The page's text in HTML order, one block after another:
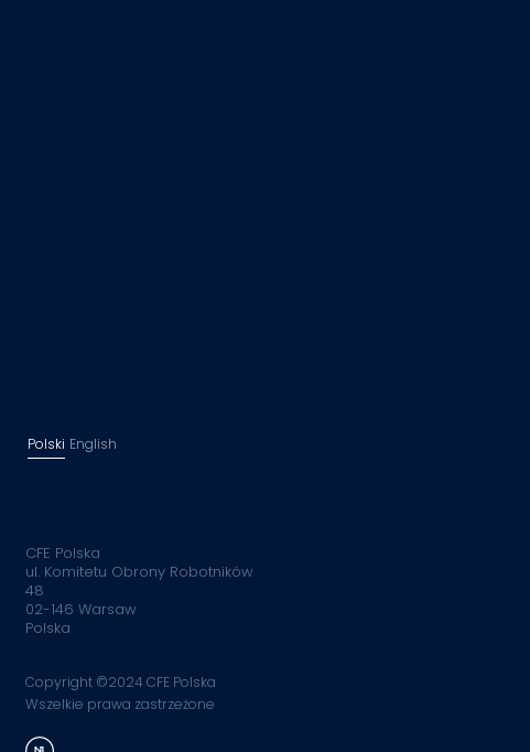
Polski English
CFE Polska
ul. Komitetu Obrony Robotników
48
02-146 Warsaw
Polska
Copyright ©2024 CFE Polska
Wszelkie prawa zastrzeżone